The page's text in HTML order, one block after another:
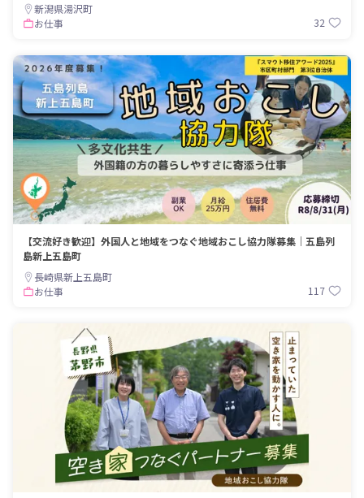
営や結婚を経て、家族との時間を考え
加え、元飲食店経営も相まって、バー
を開くことも。2年目より、井原市の情
報を集めたサイト「ibaraDE」を協力
隊チームで制作。コロナの影響を受
け、「Iエチケットできるプロジェク
ト」http://ibara.info/shop/
「#いばらエール飯」
http://takeout.ibara.info/
に関わる。
https://www.youtube.com/watch?
v=jyLtJ1gHwF8
・
一般社団法人コミュニティデザイン セ
➤大学は高知県に飛び出し、色々経て
地元へUターン。現在は、移住支援や情
報発信に取り組み、各種データ作成か
らHP・SNSの制作、管理を行なう。
「遊ぶように仕事をしたい」普段の暮
らしも、仕事も、趣味もぜんぶざっく
りまとめて楽しい人生。そんな生き方
を地元真庭で追求中。
https://i-
maniwa.com/.../article_detail/index/
1214.html
新潟県湯沢町
お仕事
32
【交流好き歓迎】外国人と地域をつなぐ地域おこし協力隊募集｜五島列
島新上五島町
長崎県新上五島町
お仕事
117